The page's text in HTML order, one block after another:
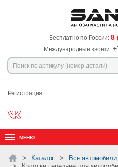
Бесплатно по России: 8
Международные звонки:
Регистрация
МЕНЮ
Каталог Все автомобили